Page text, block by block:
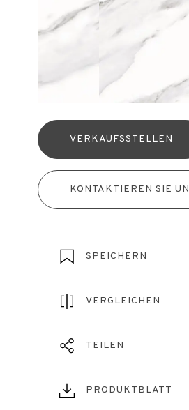
VERKAUFSSTELLEN
KONTAKTIEREN SIE
SPEICHERN
VERGLEICHEN
TEILEN
PRODUKTBLATT